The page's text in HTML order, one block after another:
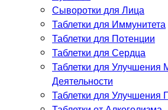
Сыворотки для Лица
Таблетки для Иммунитета
Таблетки для Потенции
Таблетки для Сердца
Таблетки для Улучшения
Деятельности
Таблетки для Улучшения